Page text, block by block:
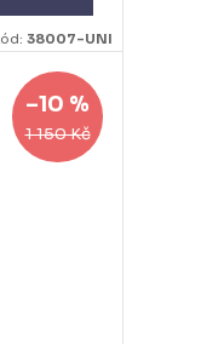
38007-UNI
1 150 Kč
–10 %